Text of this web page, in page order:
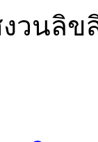
งวนลิ